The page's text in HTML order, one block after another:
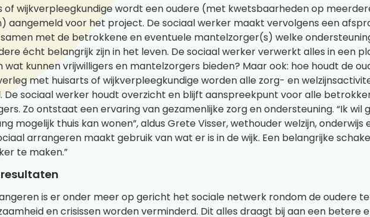
of wijkverpleegkundige wordt een oudere (met kwetsbaarheden op
aangemeld voor het project. De sociaal werker maakt vervolgens een
met de betrokkene en eventuele mantelzorger(s) welke
écht belangrijk zijn in het leven. De sociaal werker verwerkt alles in een
wat kunnen vrijwilligers en mantelzorgers bieden? Maar ook: hoe houdt de
met huisarts of wijkverpleegkundige worden alle zorg- en
De sociaal werker houdt overzicht en blijft aanspreekpunt voor alle
Zo ontstaat een ervaring van gezamenlijke zorg en ondersteuning. “Ik wil
mogelijk thuis kan wonen”, aldus Grete Visser, wethouder welzijn,
arrangeren maakt gebruik van wat er is in de wijk. Een belangrijke
te maken.”
is er onder meer op gericht het sociale netwerk rondom de oudere
en crisissen worden verminderd. Dit alles draagt bij aan een betere